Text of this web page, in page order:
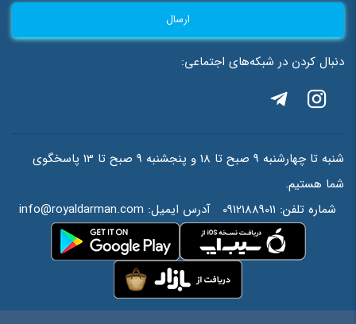
ارسال
دنبال کردن در شبکه‌های اجتماعی:
شنبه تا چهارشنبه 9 صبح تا 18 و پنجشنبه 9 صبح تا 13 پاسخگوی
شما هستیم.
شماره تلفن: 09121889011 آدرس ایمیل: info@royaldarman.com